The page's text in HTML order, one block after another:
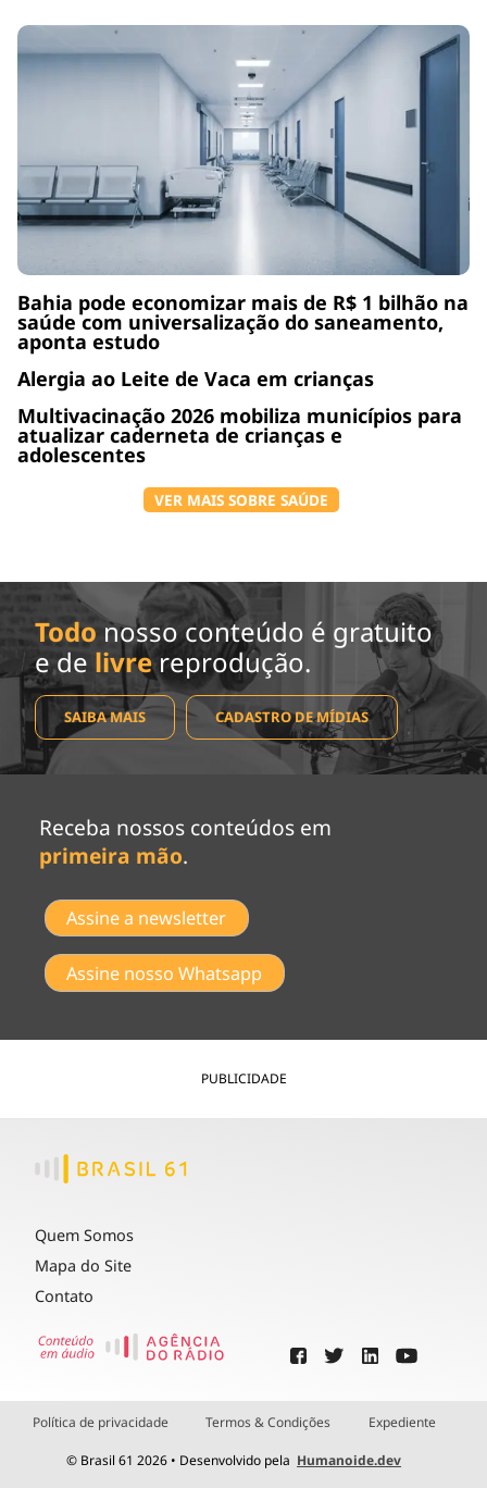
Bahia pode economizar mais de R$ 1 bilhão na
saúde com universalização do saneamento,
aponta estudo
Alergia ao Leite de Vaca em crianças
Multivacinação 2026 mobiliza municípios para
atualizar caderneta de crianças e
adolescentes
VER MAIS SOBRE SAÚDE
Todo nosso conteúdo é gratuito
e de livrereprodução.
SAIBA MAIS CADASTRO DE MÍDIAS
Receba nossos conteúdos em
primeira mão.
Assine a newsletter
Assine nosso Whatsapp
PUBLICIDADE
Quem Somos
Mapa do Site
Contato
Política de privacidade Termos & Condições Expediente
© Brasil 61 2026 • Desenvolvido pela Humanoide.dev